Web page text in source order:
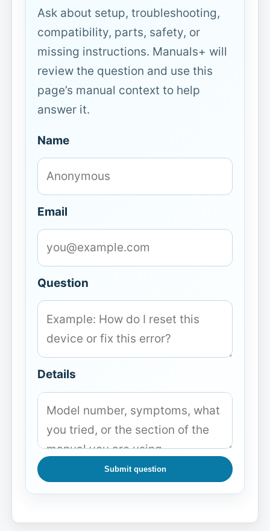
Ask about setup, troubleshooting,
compatibility, parts, safety, or
missing instructions. Manuals+ will
review the question and use this
page’s manual context to help
answer it.
Name
Email
Question
Details
Submit question